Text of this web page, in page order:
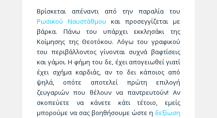
Βρίσκεται απέναντι από την παραλία του
Ρωσικού Ναυστάθμου και προσεγγίζεται με
βάρκα. Πάνω του υπάρχει εκκλησάκι της
Κοίμησης της Θεοτόκου. Λόγω του γραφικού
του περιβάλλοντος γίνονται συχνά βαφτίσεις
και γάμοι. Η φήμη του δε, έχει απογειωθεί γιατί
έχει σχήμα καρδιάς, αν το δει κάποιος από
ψηλά, οπότε αποτελεί πρώτη επιλογή
ζευγαριών που θέλουν να παντρευτούν! Αν
σκοπεύετε να κάνετε κάτι τέτοιο, εμείς
μπορούμε να σας βοηθήσουμε ώστε ηδεξίωση